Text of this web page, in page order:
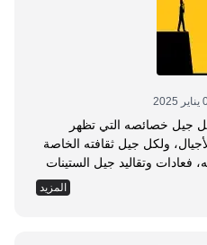
جيل خصائصه التي تظهر
ولكل جيل ثقافته الخاصة
فعادات وتقاليد جيل الستينات
جيل التسعينات، وهكذا
عن غيرها من عادات وتقاليد
المزيد